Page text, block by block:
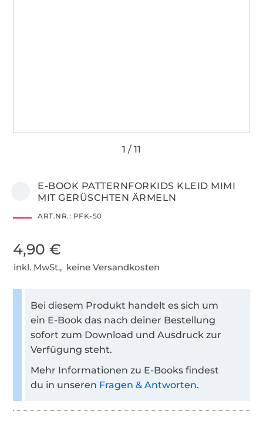
E-BOOK PATTERNFORKIDS KLEID MIMI
MIT GERÜSCHTEN ÄRMELN
ART.NR.: PFK-50
4,90 €
inkl. MwSt., keine Versandkosten
Bei diesem Produkt handelt es sich um
ein E-Book das nach deiner Bestellung
sofort zum Download und Ausdruck zur
Verfügung steht.
Mehr Informationen zu E-Books findest
du in unseren Fragen & Antworten.